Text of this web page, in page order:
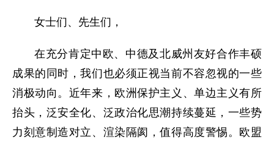
女士们、先生们 ，
在充分肯定中欧、中德及北威州友好合作丰硕
成果的同时，我们也必须正视当前不容忽视的一些
消极动向。近年来，欧洲保护主义、单边主义有所
抬头，泛安全化、泛政治化思潮持续蔓延，一些势
力刻意制造对立、渲染隔阂，值得高度警惕。 欧盟